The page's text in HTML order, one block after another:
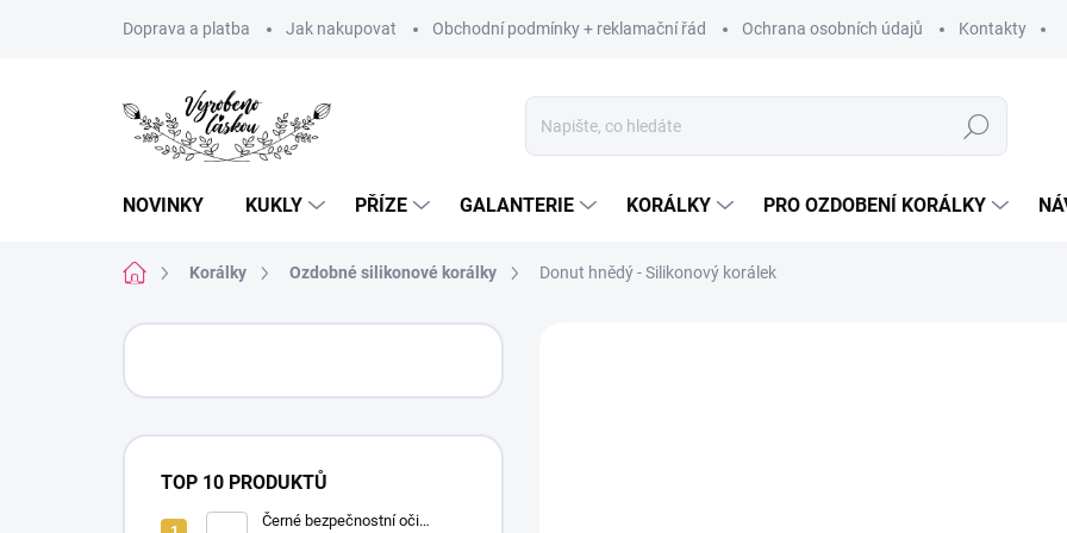
Doprava a platba Jak nakupovat Obchodní podmínky + reklamační řád Ochrana osobních údajů Kontakty
Hledat
NOVINKY KUKLY PŘÍZE GALANTERIE KORÁLKY PRO OZDOBENÍ KORÁLKY
Domů Korálky Ozdobné silikonové korálky Donut hnědý - Silikonový korálek
P
s
r
TOP 10 PRODUKTŮ
Černé bezpečnostní oči